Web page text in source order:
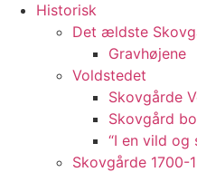
Historisk
Det ældste
Gravhøjene
Voldstedet
Skovgårde
Skovgård
“I en vild og
Skovgårde 1700-